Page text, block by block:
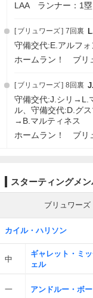
LAA ランナー：1塁
ブリュワーズ 7回裏
守備交代:E.アルフ
ホームラン！ ブリ
ブリュワーズ 8回裏
守備交代:J.シリ→L.
ル、守備交代:D.グ
→B.マルティネス
ホームラン！ ブリ
スターティングメ
ブリュワーズ
カイル・ハリソン
中
ギャレット・ミ
ェル
一 アンドルー・ボ